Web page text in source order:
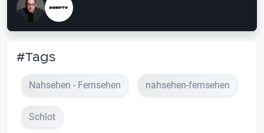
#Tags
Nahsehen - Fernsehen nahsehen-fernsehen
Schlot